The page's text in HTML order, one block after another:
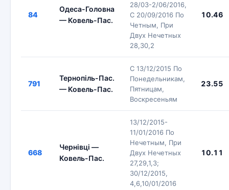
84
Одеса-Головна
— Ковель-Пас.
28/03-2/06/2016,
С 20/09/2016 По
Четным, При
Двух Нечетных
28,30,2
10.46
791
Тернопіль-Пас.
— Ковель-Пас.
С 13/12/2015 По
Понедельникам,
Пятницам,
Воскресеньям
23.55
668
Чернівці —
Ковель-Пас.
13/12/2015-
11/01/2016 По
Нечетным, При
Двух Нечетных
27,29,1,3;
30/12/2015,
4,6,10/01/2016
10.11